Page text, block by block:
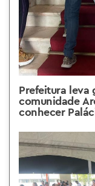
Prefeitura leva
comunidade
conhecer